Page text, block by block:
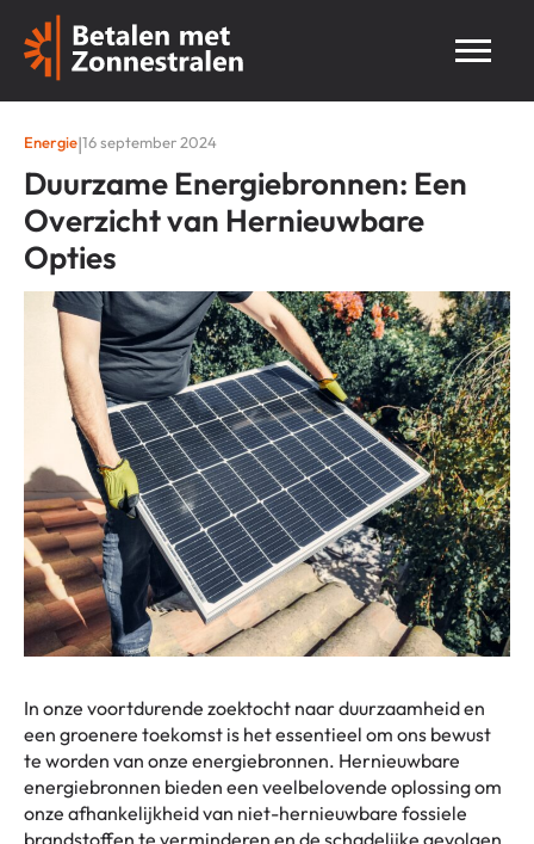
Energie|16 september 2024
Duurzame Energiebronnen: Een
Overzicht van Hernieuwbare
Opties
In onze voortdurende zoektocht naar duurzaamheid en
een groenere toekomst is het essentieel om ons bewust
te worden van onze energiebronnen. Hernieuwbare
energiebronnen bieden een veelbelovende oplossing om
onze afhankelijkheid van niet-hernieuwbare fossiele
brandstoffen te verminderen en de schadelijke gevolgen